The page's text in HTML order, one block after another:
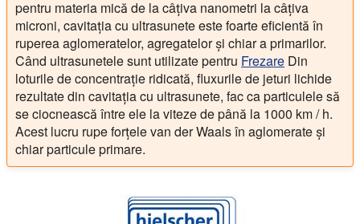
pentru materia mică de la câțiva nanometri la câțiva
microni, cavitația cu ultrasunete este foarte eficientă în
ruperea aglomeratelor, agregatelor și chiar a primarilor.
Când ultrasunetele sunt utilizate pentru Frezare Din
loturile de concentrație ridicată, fluxurile de jeturi lichide
rezultate din cavitația cu ultrasunete, fac ca particulele să
se ciocnească între ele la viteze de până la 1000 km / h.
Acest lucru rupe forțele van der Waals în aglomerate și
chiar particule primare.